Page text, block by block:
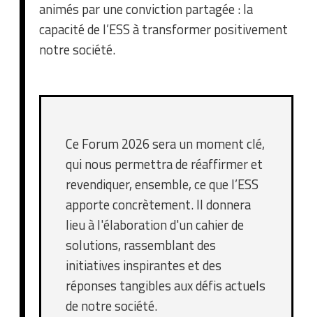
animés par une conviction partagée : la
capacité de l’ESS à transformer positivement
notre société.
Ce Forum 2026 sera un moment clé,
qui nous permettra de réaffirmer et
revendiquer, ensemble, ce que l’ESS
apporte concrètement. Il donnera
lieu à l'élaboration d'un cahier de
solutions, rassemblant des
initiatives inspirantes et des
réponses tangibles aux défis actuels
de notre société.